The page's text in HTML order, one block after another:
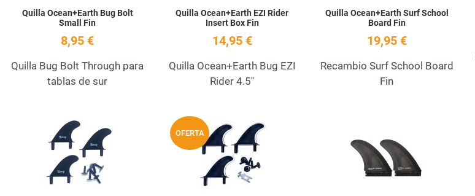
Quilla Ocean+Earth Bug Bolt
Small Fin
8,95 €
Quilla Bug Bolt Through para
tablas de sur
Quilla Ocean+Earth EZI Rider
Insert Box Fin
14,95 €
Quilla Ocean+Earth Bug EZI
Rider 4.5''
Quilla Ocean+Earth Surf School
Board Fin
19,95 €
Recambio Surf School Board
Fin
Add to Wishlist
Quick View
OFERTA
Quick View